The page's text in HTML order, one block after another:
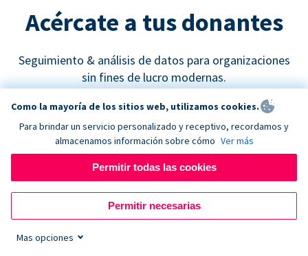
Acércate a tus donantes
Seguimiento & análisis de datos para organizaciones
sin fines de lucro modernas.
Google Analytics
Descubre cuáles son los canales de recaudación de
fondos más efectivos y empieza a tomar decisiones
Como la mayoría de los sitios web, utilizamos cookies.
Para brindar un servicio personalizado y receptivo, recordamos y
almacenamos información sobre cómo Ver más
Permitir todas las cookies
Permitir necesarias
Mas opciones